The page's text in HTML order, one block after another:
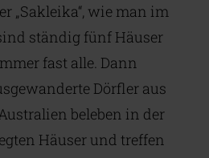
„Sakleika“, wie man im
ständig fünf Häuser
fast alle. Dann
Dörfler aus
beleben in der
Häuser und treffen